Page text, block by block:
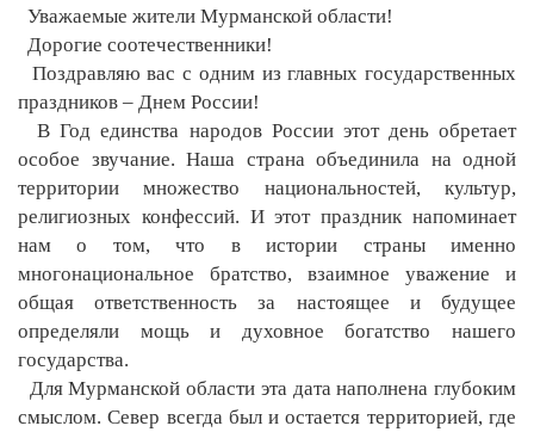
Уважаемые жители Мурманской области!
Дорогие соотечественники!
Поздравляю вас с одним из главных государственных
праздников – Днем России!
В Год единства народов России этот день обретает
особое звучание. Наша страна объединила на одной
территории множество национальностей, культур,
религиозных конфессий. И этот праздник напоминает
нам о том, что в истории страны именно
многонациональное братство, взаимное уважение и
общая ответственность за настоящее и будущее
определяли мощь и духовное богатство нашего
государства.
Для Мурманской области эта дата наполнена глубоким
смыслом. Север всегда был и остается территорией, где